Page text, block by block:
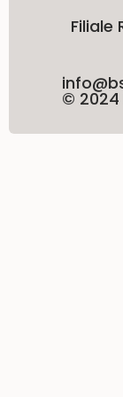
Filiale
© 2024